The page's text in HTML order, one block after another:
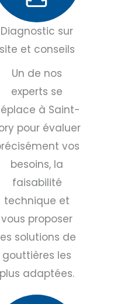
Diagnostic sur
site et conseils
Un de nos
experts se
à Saint-
pour évaluer
vos
besoins, la
faisabilité
technique et
vous proposer
solutions de
gouttières les
plus adaptées.